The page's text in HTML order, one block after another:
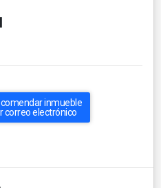
inmueble
correo electrónico